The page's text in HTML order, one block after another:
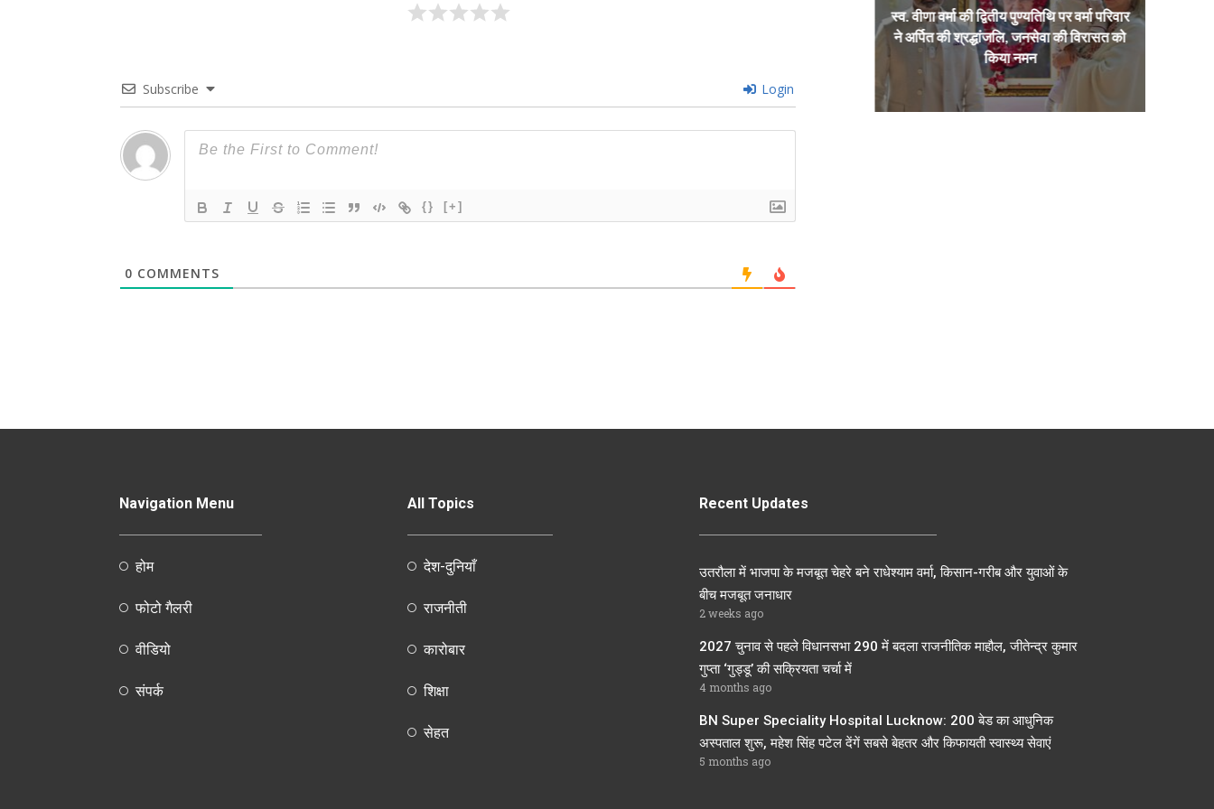
Subscribe Login
{} [+]
0 COMMENTS
नई दिल्ली में श्रीकांत वर्मा जयंती समारोह, श्रीकांत
स्व. वीणा वर्मा की द्वितीय पुण्यतिथि पर वर्मा परिवार
ने अर्पित की श्रद्धांजलि, जनसेवा की विरासत को
किया नमन
Navigation Menu
होम
फोटो गैलरी
वीडियो
संपर्क
All Topics
देश-दुनियाँ
राजनीती
कारोबार
शिक्षा
सेहत
Recent Updates
उतरौला में भाजपा के मजबूत चेहरे बने राधेश्याम वर्मा, किसान-गरीब और युवाओं के
बीच मजबूत जनाधार
2 weeks ago
2027 चुनाव से पहले विधानसभा 290 में बदला राजनीतिक माहौल, जीतेन्द्र कुमार
गुप्ता ‘गुड्डू’ की सक्रियता चर्चा में
4 months ago
BN Super Speciality Hospital Lucknow: 200 बेड का आधुनिक
अस्पताल शुरू, महेश सिंह पटेल देंगें सबसे बेहतर और किफायती स्वास्थ्य सेवाएं
5 months ago